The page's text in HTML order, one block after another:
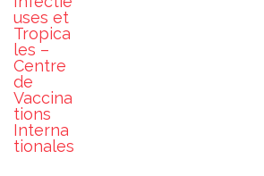
uses et
Tropica
les –
Centre
de
Vaccina
tions
Interna
tionales